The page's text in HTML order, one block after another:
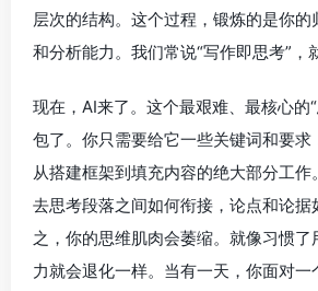
层次的结构。这个过程，锻炼的是你的
和分析能力。我们常说“写作即思考”，
现在，AI来了。这个最艰难、最核心的
包了。你只需要给它一些关键词和要求
从搭建框架到填充内容的绝大部分工作
去思考段落之间如何衔接，论点和论据
之，你的思维肌肉会萎缩。就像习惯
力就会退化一样。当有一天，你面对一